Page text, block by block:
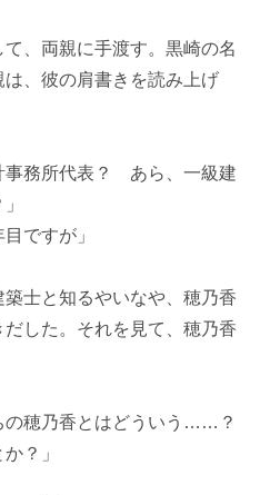
、両親に手渡す。黒崎の名
、彼の肩書きを読み上げ
事務所代表？ あら、一級建
ですが」
士と知るやいなや、穂乃香
した。それを見て、穂乃香
の穂乃香とはどういう……？
？」